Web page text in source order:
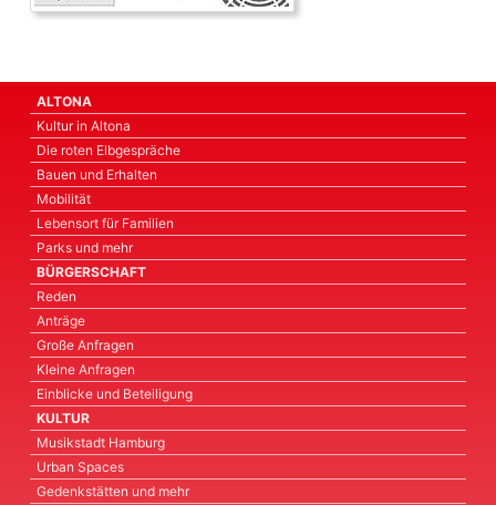
ALTONA
Kultur in Altona
Die roten Elbgespräche
Bauen und Erhalten
Mobilität
Lebensort für Familien
Parks und mehr
BÜRGERSCHAFT
Reden
Anträge
Große Anfragen
Kleine Anfragen
Einblicke und Beteiligung
KULTUR
Musikstadt Hamburg
Urban Spaces
Gedenkstätten und mehr